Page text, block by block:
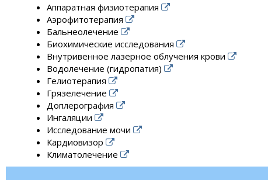
Аппаратная физиотерапия
Аэрофитотерапия
Бальнеолечение
Биохимические исследования
Внутривенное лазерное облучения крови
Водолечение (гидропатия)
Гелиотерапия
Грязелечение
Доплерография
Ингаляции
Исследование мочи
Кардиовизор
Климатолечение